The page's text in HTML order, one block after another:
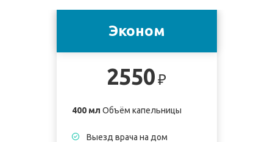
Эконом
2550₽
400 мл Объём капельницы
Выезд врача на дом